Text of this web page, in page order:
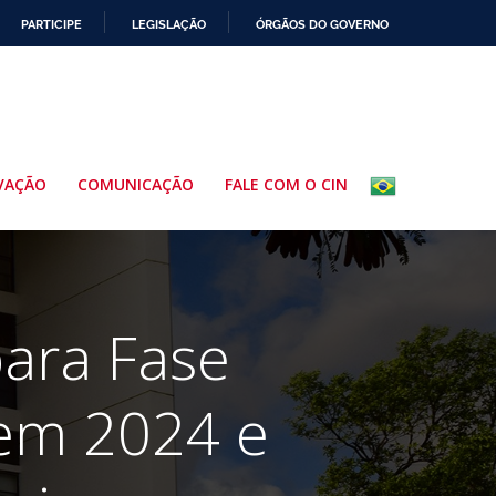
PARTICIPE LEGISLAÇÃO ÓRGÃOS DO GOVERNO
COMUNICAÇÃO FALE COM O CIN
Fase
2024 e